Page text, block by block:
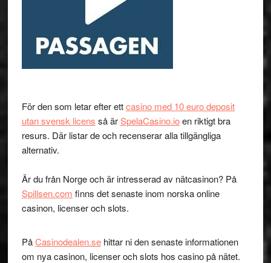
För den som letar efter ettcasino med 10 euro deposit
utan svensk licens så ärSpelaCasino.ioen riktigt bra
resurs. Där listar de och recenserar alla tillgängliga
alternativ.
Är du från Norge och är intresserad av nätcasinon? På
Spillsen.com finns det senaste inom norska online
casinon, licenser och slots.
PåCasinodealen.sehittar ni den senaste informationen
om nya casinon, licenser och slots hos casino på nätet.